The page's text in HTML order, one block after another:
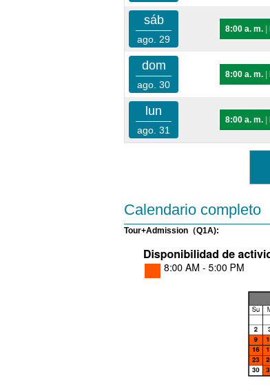
sáb
ago. 29
8:00 a. m.
dom
ago. 30
8:00 a. m.
lun
ago. 31
8:00 a. m.
Calendario completo
Tour+Admission（Q1A):